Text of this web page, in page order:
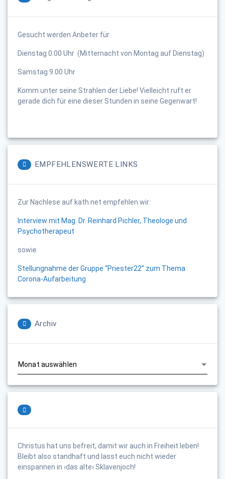
Gesucht werden Anbeter für
Dienstag 0.00 Uhr (Mitternacht von Montag auf Dienstag)
Samstag 9.00 Uhr
Komm unter seine Strahlen der Liebe! Vielleicht ruft er
gerade dich für eine dieser Stunden in seine Gegenwart!
EMPFEHLENSWERTE LINKS
Zur Nachlese auf kath.net empfehlen wir:
Interview mit Mag. Dr. Reinhard Pichler, Theologe und
Psychotherapeut
sowie
Stellungnahme der Gruppe “Priester22” zum Thema
Corona-Aufarbeitung
Archiv
Christus hat uns befreit, damit wir auch in Freiheit leben!
Bleibt also standhaft und lasst euch nicht wieder
einspannen in ‹das alte› Sklavenjoch!